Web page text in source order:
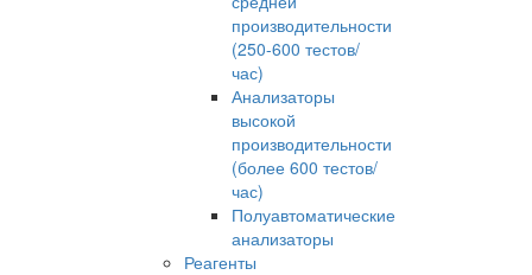
производительности
(250-600 тестов/
час)
Анализаторы
высокой
производительности
(более 600 тестов/
час)
Полуавтоматические
анализаторы
Реагенты